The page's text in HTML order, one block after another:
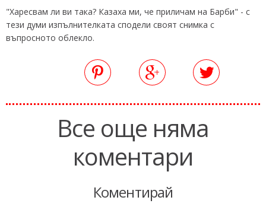
"Харесвам ли ви така? Казаха ми, че приличам на Барби" - с
тези думи изпълнителката сподели своят снимка с
въпросното облекло.
Все още няма
коментари
Коментирай